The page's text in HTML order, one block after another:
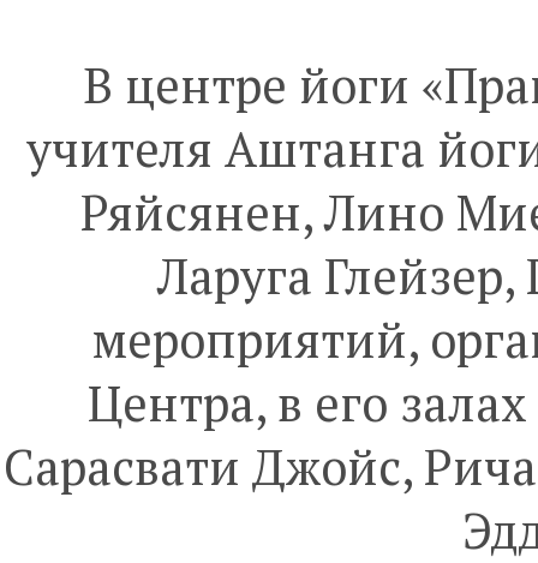
В центре йоги
учителя Аштанга
Ряйсянен, Лино
Ларуга
мероприятий,
Центра, в его
Сарасвати Джойс,